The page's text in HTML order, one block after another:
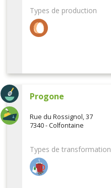
Types de production
Progone
Rue du Rossignol, 37
7340 - Colfontaine
Types de transformation